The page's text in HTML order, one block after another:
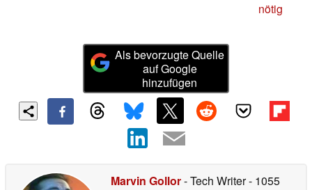
nötig
Als bevorzugte Quelle
auf Google
hinzufügen
Marvin Gollor- Tech Writer- 1055